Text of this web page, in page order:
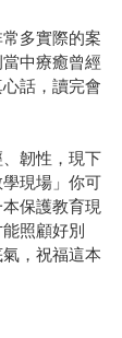
多實際的案
中療癒曾經
話，讀完會
韌性，現下
現場」你可
保護教育現
照顧好別
，祝福這本